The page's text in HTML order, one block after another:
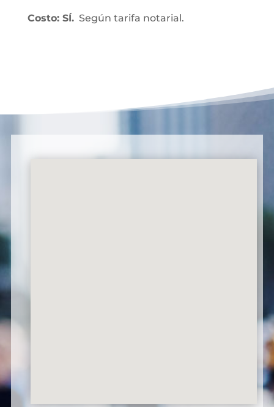
Costo: SÍ.Según tarifa notarial.